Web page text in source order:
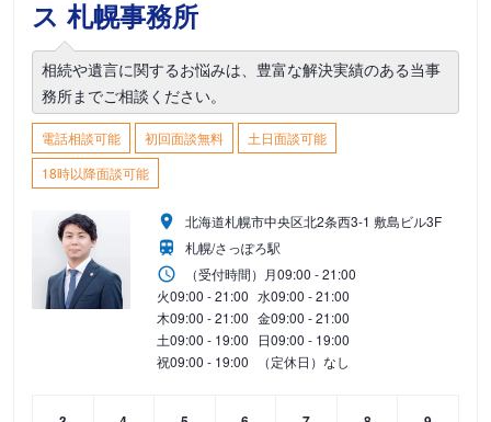
ス 札幌事務所
相続や遺言に関するお悩みは、豊富な解決実績のある当事
務所までご相談ください。
電話相談可能 初回面談無料
土日面談可能
18時以降面談可能
北海道札幌市中央区北2条西3-1 敷島ビル3F
札幌/さっぽろ駅
（受付時間） 月09:00 - 21:00
火09:00 - 21:00 水09:00 - 21:00
木09:00 - 21:00 金09:00 - 21:00
土09:00 - 19:00 日09:00 - 19:00
祝09:00 - 19:00 （定休日）なし